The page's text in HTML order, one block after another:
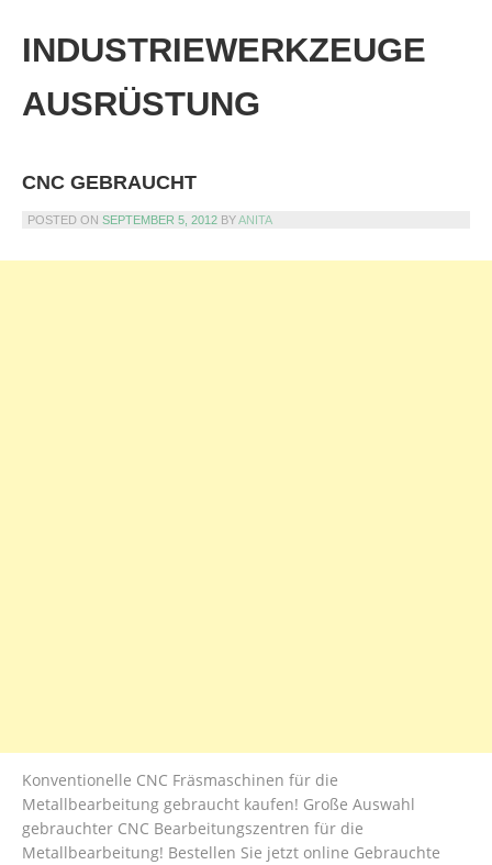
content
INDUSTRIEWERKZEUGE
AUSRÜSTUNG
CNC GEBRAUCHT
POSTED ON SEPTEMBER 5, 2012 BYANITA
Konventionelle CNC Fräsmaschinen für die
Metallbearbeitung gebraucht kaufen! Große Auswahl
gebrauchter CNC Bearbeitungszentren für die
Metallbearbeitung! Bestellen Sie jetzt online Gebrauchte